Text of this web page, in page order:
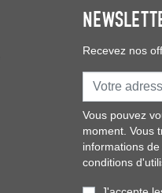
Recevez nos
Vous pouvez
moment. Vous
informations
conditions